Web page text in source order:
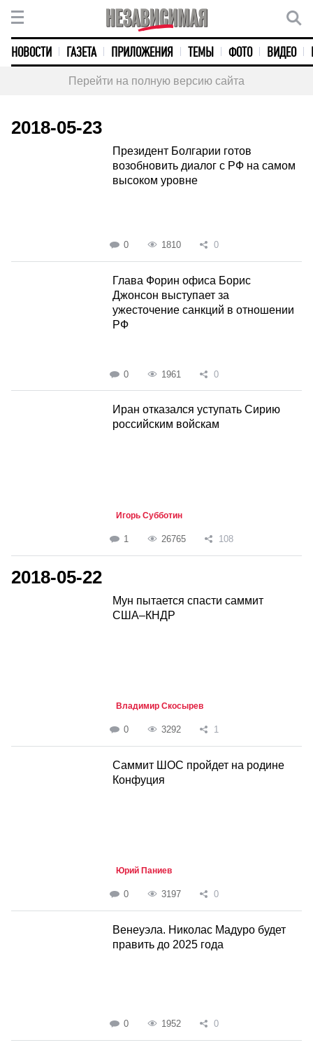
НОВОСТИ ГАЗЕТА ПРИЛОЖЕНИЯ ТЕМЫ ФОТО ВИДЕО
Перейти на полную версию сайта
2018-05-23
Президент Болгарии готов
возобновить диалог с РФ на самом
высоком уровне
0 1810 0
Глава Форин офиса Борис
Джонсон выступает за
ужесточение санкций в отношении
РФ
0 1961 0
Иран отказался уступать Сирию
российским войскам
Игорь Субботин
1 26765 108
2018-05-22
Мун пытается спасти саммит
США–КНДР
Владимир Скосырев
0 3292 1
Саммит ШОС пройдет на родине
Конфуция
Юрий Паниев
0 3197 0
Венеуэла. Николас Мадуро будет
править до 2025 года
0 1952 0